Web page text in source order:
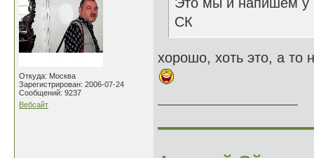
Откуда: Москва
Зарегистрирован: 2006-07-24
Сообщений: 9237
Вебсайт
СК
хорошо, хоть это, а то